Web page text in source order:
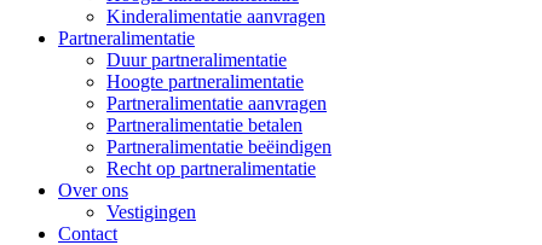
Kinderalimentatie aanvragen
Partneralimentatie
Duur partneralimentatie
Hoogte partneralimentatie
Partneralimentatie aanvragen
Partneralimentatie betalen
Partneralimentatie beëindigen
Recht op partneralimentatie
Over ons
Vestigingen
Contact